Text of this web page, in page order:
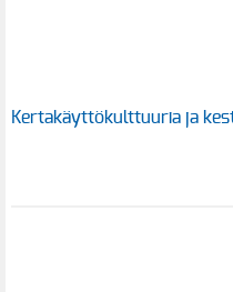
Kertakäyttökulttuuria ja